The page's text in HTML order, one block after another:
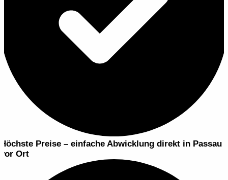
Höchste Preise – einfache Abwicklung direkt in Passau
vor Ort